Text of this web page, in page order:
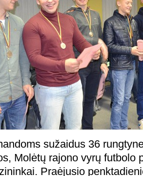
sužaidus 36
Molėtų rajono vyrų futbolo
Praėjusio